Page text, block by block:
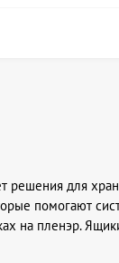
решения для
помогают
на пленэр.
и